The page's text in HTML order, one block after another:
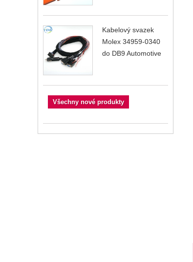
Kabelový svazek
Molex 34959-0340
do DB9 Automotive
Všechny nové produkty